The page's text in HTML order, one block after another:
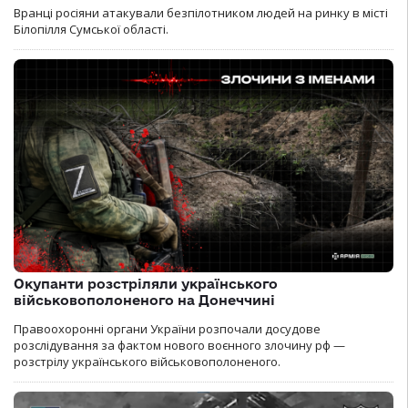
Вранці росіяни атакували безпілотником людей на ринку в місті
Білопілля Сумської області.
Окупанти розстріляли українського
військовополоненого на Донеччині
Правоохоронні органи України розпочали досудове
розслідування за фактом нового воєнного злочину рф —
розстрілу українського військовополоненого.